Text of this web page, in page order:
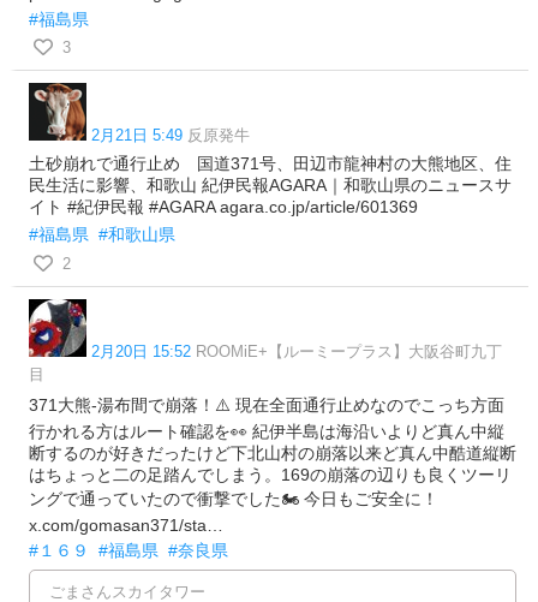
#福島県
3
2月21日 5:49 反原発牛
土砂崩れで通行止め 国道371号、田辺市龍神村の大熊地区、住
民生活に影響、和歌山 紀伊民報AGARA｜和歌山県のニュースサ
イト #紀伊民報 #AGARA agara.co.jp/article/601369
#福島県 #和歌山県
2
2月20日 15:52 ROOMiE+【ルーミープラス】大阪谷町九丁
目
371大熊-湯布間で崩落！⚠️ 現在全面通行止めなのでこっち方面
行かれる方はルート確認を👀 紀伊半島は海沿いよりど真ん中縦
断するのが好きだったけど下北山村の崩落以来ど真ん中酷道縦断
はちょっと二の足踏んでしまう。169の崩落の辺りも良くツーリ
ングで通っていたので衝撃でした🏍 今日もご安全に！
x.com/gomasan371/sta…
#１６９
#福島県 #奈良県
ごまさんスカイタワー